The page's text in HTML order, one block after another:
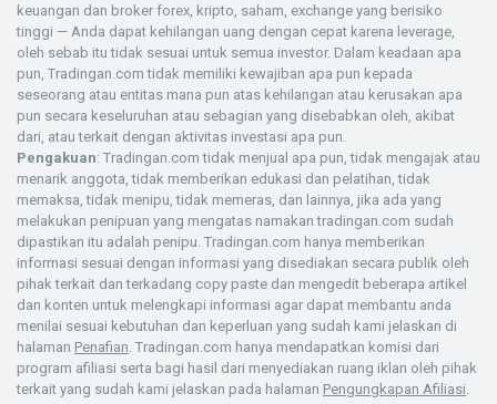
keuangan dan broker forex, kripto, saham, exchange yang berisiko
tinggi — Anda dapat kehilangan uang dengan cepat karena leverage,
oleh sebab itu tidak sesuai untuk semua investor. Dalam keadaan apa
pun, Tradingan.com tidak memiliki kewajiban apa pun kepada
seseorang atau entitas mana pun atas kehilangan atau kerusakan apa
pun secara keseluruhan atau sebagian yang disebabkan oleh, akibat
dari, atau terkait dengan aktivitas investasi apa pun.
Pengakuan: Tradingan.com tidak menjual apa pun, tidak mengajak atau
menarik anggota, tidak memberikan edukasi dan pelatihan, tidak
memaksa, tidak menipu, tidak memeras, dan lainnya, jika ada yang
melakukan penipuan yang mengatas namakan tradingan.com sudah
dipastikan itu adalah penipu. Tradingan.com hanya memberikan
informasi sesuai dengan informasi yang disediakan secara publik oleh
pihak terkait dan terkadang copy paste dan mengedit beberapa artikel
dan konten untuk melengkapi informasi agar dapat membantu anda
menilai sesuai kebutuhan dan keperluan yang sudah kami jelaskan di
halaman Penafian . Tradingan.com hanya mendapatkan komisi dari
program afiliasi serta bagi hasil dari menyediakan ruang iklan oleh pihak
terkait yang sudah kami jelaskan pada halaman Pengungkapan Afiliasi